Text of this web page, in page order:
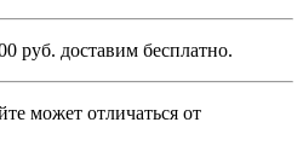
руб. доставим бесплатно.
может отличаться от